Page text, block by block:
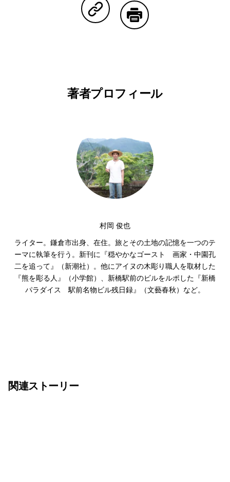
Copy Linkで共有する
著者プロフィール
村岡 俊也
ライター。鎌倉市出身、在住。旅とその土地の記憶を一つのテ
ーマに執筆を行う。新刊に『穏やかなゴースト 画家・中園孔
二を追って』（新潮社）。他にアイヌの木彫り職人を取材した
『熊を彫る人』（小学館）、新橋駅前のビルをルポした『新橋
パラダイス 駅前名物ビル残日録』（文藝春秋）など。
関連ストーリー